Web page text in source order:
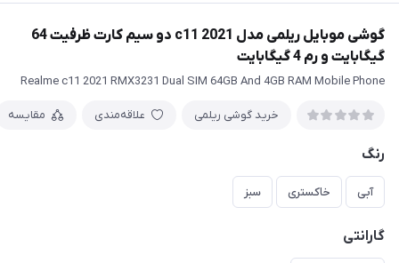
گوشی موبایل ریلمی مدل c11 2021 دو سیم کارت ظرفیت 64
گیگابایت و رم 4 گیگابایت
Realme c11 2021 RMX3231 Dual SIM 64GB And 4GB RAM Mobile Phone
خرید گوشی ریلمی علاقه‌مندی مقایسه
رنگ
آبی خاکستری سبز
گارانتی